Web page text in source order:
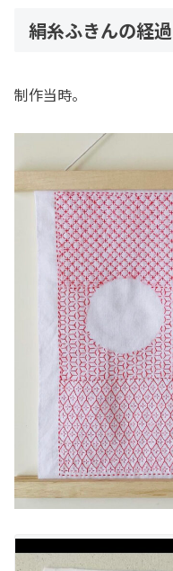
絹糸ふきんの経過
制作当時。